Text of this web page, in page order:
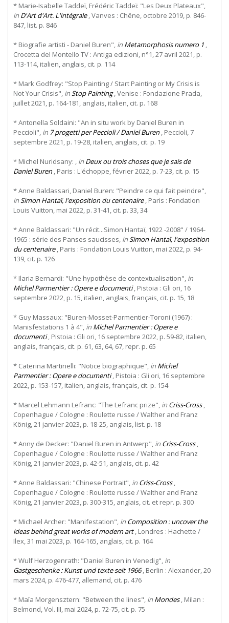
* Marie-Isabelle Taddeï, Frédéric Taddeï: "Les Deux Plateaux",
in D'Art d'Art. L'intégrale, Vanves : Chêne, octobre 2019, p. 846-
847, list. p. 846
* Biografie artisti - Daniel Buren", in Metamorphosis numero 1 ,
Crocetta del Montello TV : Antiga edizioni, n°1, 27 avril 2021, p.
113-114, italien, anglais, cit. p. 114
* Mark Godfrey: "Stop Painting / Start Painting or My Crisis is
Not Your Crisis", inStop Painting, Venise : Fondazione Prada,
juillet 2021, p. 164-181, anglais, italien, cit. p. 168
* Antonella Soldaini: "An in situ work by Daniel Buren in
Peccioli", in 7 progetti per Peccioli / Daniel Buren, Peccioli, 7
septembre 2021, p. 19-28, italien, anglais, cit. p. 19
* Michel Nuridsany: , in Deux ou trois choses que je sais de
Daniel Buren, Paris : L'échoppe, février 2022, p. 7-23, cit. p. 15
* Anne Baldassari, Daniel Buren: "Peindre ce qui fait peindre",
inSimon Hantaï, l'exposition du centenaire, Paris : Fondation
Louis Vuitton, mai 2022, p. 31-41, cit. p. 33, 34
* Anne Baldassari: "Un récit...Simon Hantaï, 1922 -2008" / 1964-
1965 : série des Panses saucisses, inSimon Hantaï, l'exposition
du centenaire, Paris : Fondation Louis Vuitton, mai 2022, p. 94-
139, cit. p. 126
* Ilaria Bernardi: "Une hypothèse de contextualisation", in
Michel Parmentier : Opere e documenti, Pistoia : Gli ori, 16
septembre 2022, p. 15, italien, anglais, français, cit. p. 15, 18
* Guy Massaux: "Buren-Mosset-Parmentier-Toroni (1967) :
Manisfestations 1 à 4", in Michel Parmentier : Opere e
documenti, Pistoia : Gli ori, 16 septembre 2022, p. 59-82, italien,
anglais, français, cit. p. 61, 63, 64, 67, repr. p. 65
* Caterina Martinelli: "Notice biographique", in Michel
Parmentier : Opere e documenti, Pistoia : Gli ori, 16 septembre
2022, p. 153-157, italien, anglais, français, cit. p. 154
* Marcel Lehmann Lefranc: "The Lefranc prize", in Criss-Cross,
Copenhague / Cologne : Roulette russe / Walther and Franz
König, 21 janvier 2023, p. 18-25, anglais, list. p. 18
* Anny de Decker: "Daniel Buren in Antwerp", in Criss-Cross,
Copenhague / Cologne : Roulette russe / Walther and Franz
König, 21 janvier 2023, p. 42-51, anglais, cit. p. 42
* Anne Baldassari: "Chinese Portrait", in Criss-Cross,
Copenhague / Cologne : Roulette russe / Walther and Franz
König, 21 janvier 2023, p. 300-315, anglais, cit. et repr. p. 300
* Michael Archer: "Manifestation", in Composition : uncover the
ideas behind great works of modern art, Londres : Hachette /
Ilex, 31 mai 2023, p. 164-165, anglais, cit. p. 164
* Wulf Herzogenrath: "Daniel Buren in Venedig", in
Gastgeschenke : Kunst und texte seit 1966, Berlin : Alexander, 20
mars 2024, p. 476-477, allemand, cit. p. 476
* Maïa Morgensztern: "Between the lines", in Mondes, Milan :
Belmond, Vol. III, mai 2024, p. 72-75, cit. p. 75